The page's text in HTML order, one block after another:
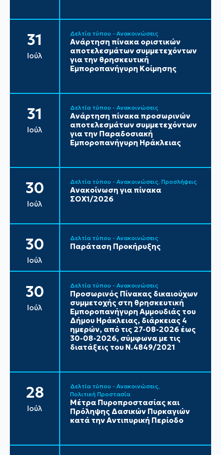
31
Ιούλ
Δελτία τύπου - Ανακοινώσεις
Ανάρτηση πίνακα οριστικών
αποτελεσμάτων συμμετεχόντων
για την θρησκευτική
Εμποροπανήγυρη Κοίμησης
31
Ιούλ
Δελτία τύπου - Ανακοινώσεις
Ανάρτηση πίνακα προσωρινών
αποτελεσμάτων συμμετεχόντων
για την Παραδοσιακή
Εμποροπανήγυρη Ηράκλειας
30
Ιούλ
Δελτία τύπου - Ανακοινώσεις Προσλήψεις
Ανακοίνωση για πίνακα
ΣΟΧ1/2026
30
Ιούλ
Δελτία τύπου - Ανακοινώσεις
Παράταση Προκήρυξης
30
Ιούλ
Δελτία τύπου - Ανακοινώσεις
Προσωρινός Πίνακας δικαιούχων
συμμετοχής στη θρησκευτική
Εμποροπανήγυρη Αμμουδιάς του
Δήμου Ηράκλειας, διάρκειας 4
ημερών, από τις 27-08-2026 έως
30-08-2026, σύμφωνα με τις
διατάξεις του Ν.4849/2021
28
Ιούλ
Δελτία τύπου - Ανακοινώσεις
Πολιτική Προστασία
Μέτρα Πυροπροστασίας και
Πρόληψης Δασικών Πυρκαγιών
κατά την Αντιπυρική Περίοδο